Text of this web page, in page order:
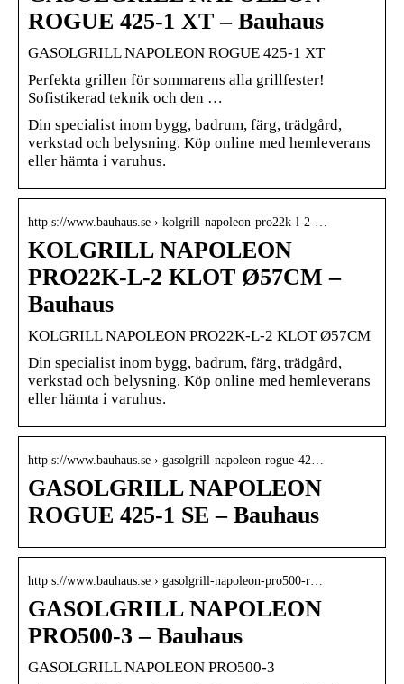
ROGUE 425-1 XT – Bauhaus
GASOLGRILL NAPOLEON ROGUE 425-1 XT
Perfekta grillen för sommarens alla grillfester!
Sofistikerad teknik och den …
Din specialist inom bygg, badrum, färg, trädgård,
verkstad och belysning. Köp online med hemleverans
eller hämta i varuhus.
http s://www.bauhaus.se › kolgrill-napoleon-pro22k-l-2-…
KOLGRILL NAPOLEON
PRO22K-L-2 KLOT Ø57CM –
Bauhaus
KOLGRILL NAPOLEON PRO22K-L-2 KLOT Ø57CM
Din specialist inom bygg, badrum, färg, trädgård,
verkstad och belysning. Köp online med hemleverans
eller hämta i varuhus.
http s://www.bauhaus.se › gasolgrill-napoleon-rogue-42…
GASOLGRILL NAPOLEON
ROGUE 425-1 SE – Bauhaus
http s://www.bauhaus.se › gasolgrill-napoleon-pro500-r…
GASOLGRILL NAPOLEON
PRO500-3 – Bauhaus
GASOLGRILL NAPOLEON PRO500-3